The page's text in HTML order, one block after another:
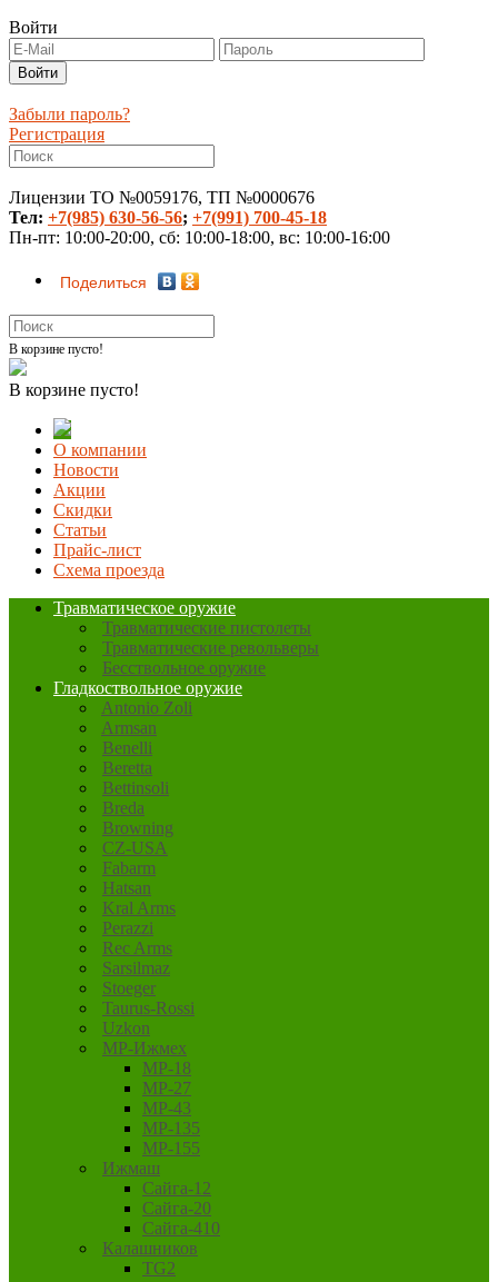
Войти
Забыли пароль?
Регистрация
Лицензии ТО №0059176, ТП №0000676
Тел: +7(985) 630-56-56; +7(991) 700-45-18
Пн-пт: 10:00-20:00, сб: 10:00-18:00, вс: 10:00-16:00
Поделиться
В корзине пусто!
В корзине пусто!
О компании
Новости
Акции
Скидки
Статьи
Прайс-лист
Схема проезда
Травматическое оружие
Травматические пистолеты
Травматические револьверы
Бесствольное оружие
Гладкоствольное оружие
Antonio Zoli
Armsan
Benelli
Beretta
Bettinsoli
Breda
Browning
CZ-USA
Fabarm
Hatsan
Kral Arms
Perazzi
Rec Arms
Sarsilmaz
Stoeger
Taurus-Rossi
Uzkon
MP-Ижмех
MP-18
MP-27
MP-43
MP-135
MP-155
Ижмаш
Сайга-12
Сайга-20
Сайга-410
Калашников
TG2